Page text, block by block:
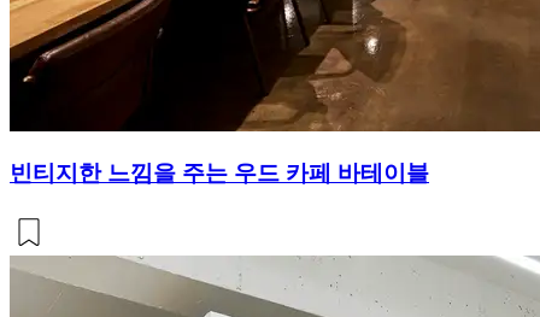
빈티지한 느낌을 주는 우드 카페 바테이블